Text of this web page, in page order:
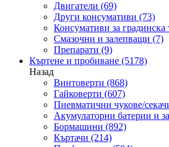
Двигатели (69)
Други консумативи (73)
Консумативи за градинска
Смазочни и залепващи (7)
Препарати (9)
Къртене и пробиване (5178)
Назад
Винтоверти (868)
Гайковерти (607)
Пневматични чукове/
Акумулаторни батерии и
Бормашини (892)
Къртачи (214)